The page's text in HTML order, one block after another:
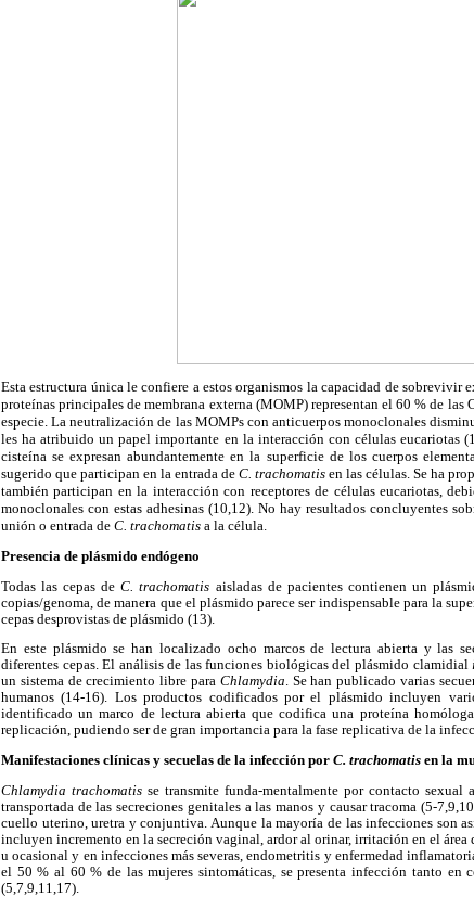
Esta estructura única le confiere a estos organismos la capacidad de
proteínas principales de membrana externa (MOMP) representan el 60 % de las
especie. La neutralización de las MOMPs con anticuerpos monoclonales
les ha atribuido un papel importante en la interacción con células eucariotas
cisteína se expresan abundantemente en la superficie de los cuerpos
sugerido que participan en la entrada de C. trachomatis en las células. Se ha
también participan en la interacción con receptores de células eucariotas,
monoclonales con estas adhesinas (10,12). No hay resultados concluyentes
unión o entrada de C. trachomatis a la célula.
Presencia de plásmido endógeno
Todas las cepas deC. trachomatis aisladas de pacientes contienen un
copias/genoma, de manera que el plásmido parece ser indispensable para la
cepas desprovistas de plásmido (13).
En este plásmido se han localizado ocho marcos de lectura abierta y las
diferentes cepas. El análisis de las funciones biológicas del plásmido clamidial
un sistema de crecimiento libre para Chlamydia. Se han publicado varias
humanos (14-16). Los productos codificados por el plásmido incluyen
identificado un marco de lectura abierta que codifica una proteína
replicación, pudiendo ser de gran importancia para la fase replicativa de la
Manifestaciones clínicas y secuelas de la infección por C. trachomatis en la
Chlamydia trachomatisse transmite funda-mentalmente por contacto sexual
transportada de las secreciones genitales a las manos y causar tracoma (5-
cuello uterino, uretra y conjuntiva. Aunque la mayoría de las infecciones son
incluyen incremento en la secreción vaginal, ardor al orinar, irritación en el
u ocasional y en infecciones más severas, endometritis y enfermedad
el 50 % al 60 % de las mujeres sintomáticas, se presenta infección tanto
(5,7,9,11,17).